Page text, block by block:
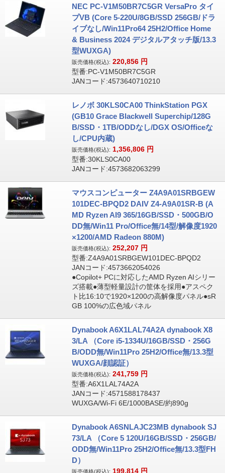
NEC PC-V1M50BR7C5GR VersaPro タイ
プVB (Core 5-220U/8GB/SSD 256GB/ドラ
イブなし/Win11Pro64 25H2/Office Home
& Business 2024 デジタルアタッチ版/13.3
型WUXGA)
販売価格(税込): 220,856 円
型番:PC-V1M50BR7C5GR
JANコード:4573640710210
レノボ 30KLS0CA00 ThinkStation PGX
(GB10 Grace Blackwell Superchip/128G
B/SSD・1TB/ODDなし/DGX OS/Officeな
し/CPU内蔵)
販売価格(税込): 1,356,806 円
型番:30KLS0CA00
JANコード:4573682063299
マウスコンピューター Z4A9A01SRBGEW
101DEC-BPQD2 DAIV Z4-A9A01SR-B (A
MD Ryzen AI9 365/16GB/SSD・500GB/O
DD無/Win11 Pro/Office無/14型/解像度1920
×1200/AMD Radeon 880M)
販売価格(税込): 252,207 円
型番:Z4A9A01SRBGEW101DEC-BPQD2
JANコード:4573662054026
●Copilot+ PCに対応したAMD Ryzen AIシリー
ズ搭載●薄型軽量設計の筐体を採用●アスペク
ト比16:10で1920×1200の高解像度パネル●sR
GB 100%の広色域パネル
Dynabook A6X1LAL74A2A dynabook X8
3/LA （Core i5-1334U/16GB/SSD・256G
B/ODD無/Win11Pro 25H2/Office無/13.3型
WUXGA/顔認証）
販売価格(税込): 241,759 円
型番:A6X1LAL74A2A
JANコード:4571588178437
WUXGA/Wi-Fi 6E/1000BASE/約890g
Dynabook A6SNLAJC23MB dynabook SJ
73/LA （Core 5 120U/16GB/SSD・256GB/
ODD無/Win11Pro 25H2/Office無/13.3型FH
D）
販売価格(税込): 199,814 円